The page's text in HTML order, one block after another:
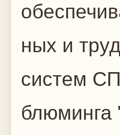
ных и
систем
блюминга